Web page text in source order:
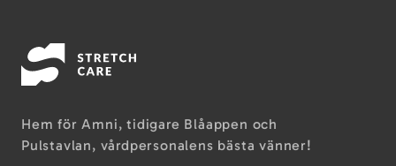
Hem för Amni, tidigare Blåappen och
Pulstavlan, vårdpersonalens bästa vänner!